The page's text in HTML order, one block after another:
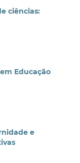
ciências:
em Educação
e